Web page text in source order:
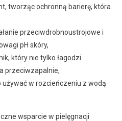
tworząc ochronną barierę, która
przeciwdrobnoustrojowe i
pH skóry,
który nie tylko łagodzi
przeciwzapalnie,
w rozcieńczeniu z wodą
wsparcie w pielęgnacji